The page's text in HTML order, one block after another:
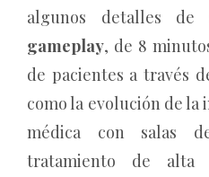
algunos detalles de
gameplay, de 8
de pacientes a través
como la evolución de
médica con salas
tratamiento de alta